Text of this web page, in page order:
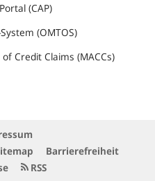
(CAP)
(OMTOS)
Credit Claims (MACCs)
Barrierefreiheit
RSS